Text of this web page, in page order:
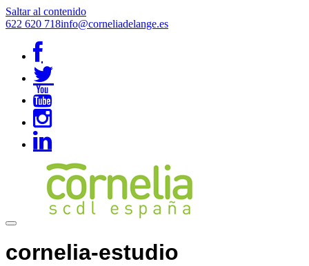
Saltar al contenido
622 620 718info@corneliadelange.es
cornelia-estudio